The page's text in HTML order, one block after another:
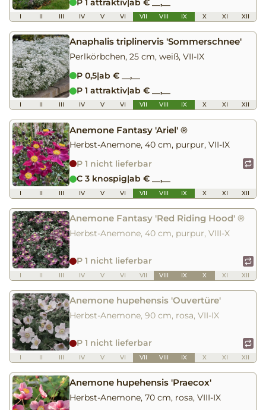
P 1 attraktiv ab € __,__
I II III IV V VI VII VIII IX X XI XII
Anaphalis triplinervis 'Sommerschnee'
Perlkörbchen, 25 cm, weiß, VII-IX
P 0,5|ab € __,__
P 1 attraktiv|ab € __,__
I II III IV V VI VII VIII IX X XI XII
Anemone Fantasy 'Ariel' ®
Herbst-Anemone, 40 cm, purpur, VII-IX
P 1 nicht lieferbar
C 3 knospig|ab € __,__
I II III IV V VI VII VIII IX X XI XII
Anemone Fantasy 'Red Riding Hood' ®
Herbst-Anemone, 40 cm, purpur, VIII-X
P 1 nicht lieferbar
I II III IV V VI VII VIII IX X XI XII
Anemone hupehensis 'Ouvertüre'
Herbst-Anemone, 90 cm, rosa, VII-IX
P 1 nicht lieferbar
I II III IV V VI VII VIII IX X XI XII
Anemone hupehensis 'Praecox'
Herbst-Anemone, 70 cm, rosa, VIII-IX